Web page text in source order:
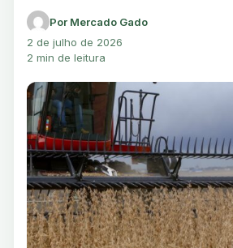
Por Mercado Gado
2 de julho de 2026
2 min de leitura